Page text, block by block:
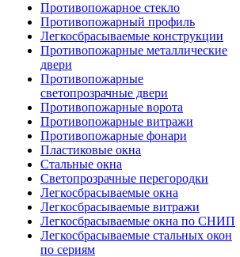
Противопожарное стекло
Противопожарный профиль
Легкосбрасываемые конструкции
Противопожарные металлические
двери
Противопожарные
светопрозрачные двери
Противопожарные ворота
Противопожарные витражи
Противопожарные фонари
Пластиковые окна
Стальные окна
Светопрозрачные перегородки
Легкосбрасываемые окна
Легкосбрасываемые витражи
Легкосбрасываемые окна по СНИП
Легкосбрасываемые стальных окон
по сериям